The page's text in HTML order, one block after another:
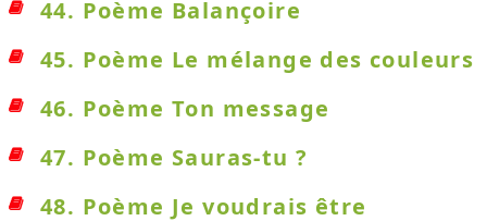
44. Poème Balançoire
45. Poème Le mélange des couleurs
46. Poème Ton message
47. Poème Sauras-tu ?
48. Poème Je voudrais être